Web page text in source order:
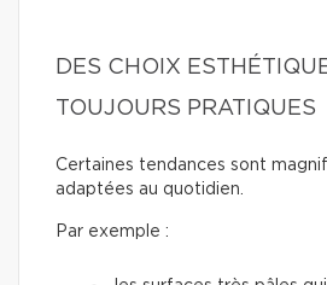
DES CHOIX
TOUJOURS PRATIQUES
Certaines tendances sont
adaptées au quotidien.
Par exemple :